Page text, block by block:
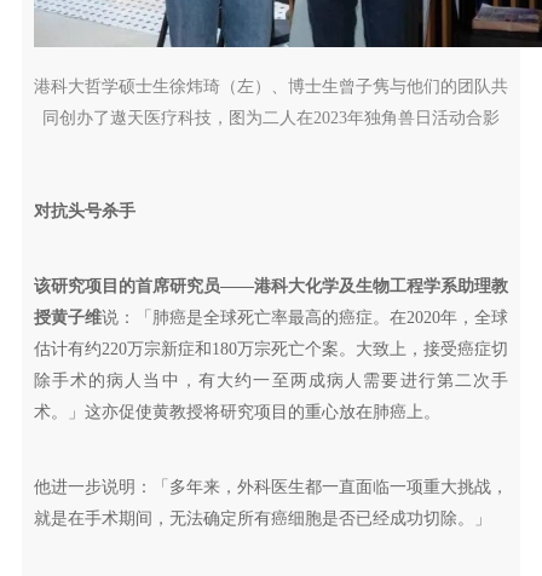
港科大哲学硕士生徐炜琦（左）、博士生曾子隽与他们的团队共
同创办了遨天医疗科技，图为二人在2023年独角兽日活动合影
对抗头号杀手
该研究项目的首席研究员——港科大化学及生物工程学系助理教
授黄子维说：「肺癌是全球死亡率最高的癌症。在2020年，全球
估计有约220万宗新症和180万宗死亡个案。大致上，接受癌症切
除手术的病人当中，有大约一至两成病人需要进行第二次手
术。」这亦促使黄教授将研究项目的重心放在肺癌上。
他进一步说明：「多年来，外科医生都一直面临一项重大挑战，
就是在手术期间，无法确定所有癌细胞是否已经成功切除。」